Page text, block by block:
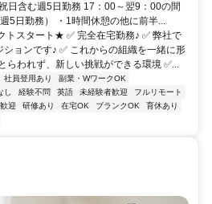
日含む週5日勤務 17：00～翌9：00の間
5日勤務） ・1時間休憩の他に前半...
スタート★ ✅ 完全在宅勤務♪ ✅ 弊社で
ョンです♪ ✅ これからの組織を一緒に形
らわれず、新しい挑戦ができる環境 ✅...
社員登用あり
副業・WワークOK
経験不問 英語 未経験者歓迎
フルリモート
迎 研修あり 在宅OK ブランクOK
育休あり